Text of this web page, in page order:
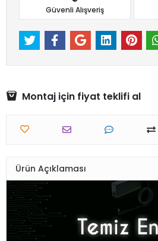
Güvenli Alışveriş
Montaj için fiyat teklifi al
Ürün Açıklaması